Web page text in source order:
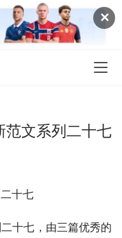
✕
范文系列二十七
十七
十七，由三篇优秀的